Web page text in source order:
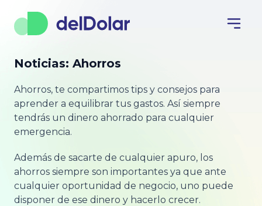
Noticias: Ahorros
Ahorros, te compartimos tips y consejos para
aprender a equilibrar tus gastos. Así siempre
tendrás un dinero ahorrado para cualquier
emergencia.
Además de sacarte de cualquier apuro, los
ahorros siempre son importantes ya que ante
cualquier oportunidad de negocio, uno puede
disponer de ese dinero y hacerlo crecer.